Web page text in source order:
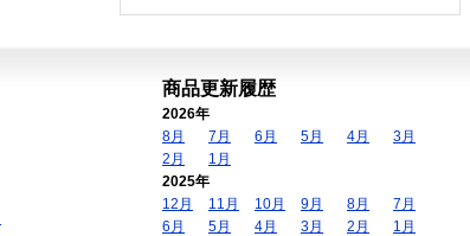
商品更新履歴
2026年
8月
7月 6月 5月 4月
3月
2月
1月
2025年
12月
11月 10月 9月 8月
7月
6月
5月 4月 3月 2月
1月